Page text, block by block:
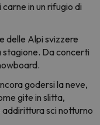
in un rifugio di
delle Alpi svizzere
Da concerti
godersi la neve,
gite in slitta,
addirittura sci notturno